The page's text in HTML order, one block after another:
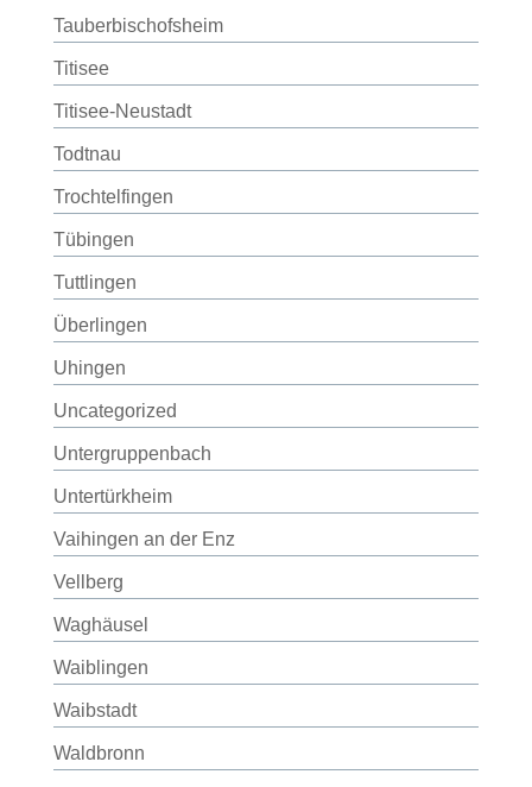
Tauberbischofsheim
Titisee
Titisee-Neustadt
Todtnau
Trochtelfingen
Tübingen
Tuttlingen
Überlingen
Uhingen
Uncategorized
Untergruppenbach
Untertürkheim
Vaihingen an der Enz
Vellberg
Waghäusel
Waiblingen
Waibstadt
Waldbronn